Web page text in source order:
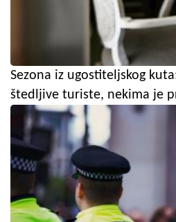
Sezona iz ugostiteljskog
štedljive turiste, nekima je